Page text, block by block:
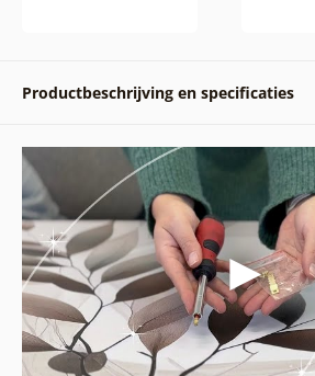
Productbeschrijving en specificaties